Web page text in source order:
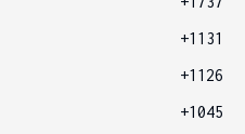
+1131
+1126
+1045